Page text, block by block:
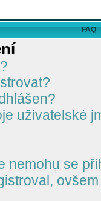
FAQ
uživatelské
nemohu se